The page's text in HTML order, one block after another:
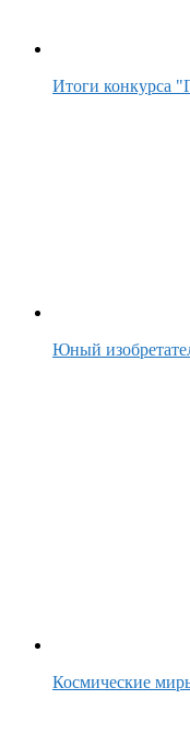
Итоги конкурса
Юный
Космические